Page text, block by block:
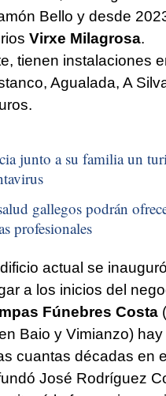
Bello y desde
Virxe Milagrosa.
tienen instalaciones
Agualada, A
junto a su familia un
gallegos podrán
profesionales
actual se
a los inicios del
Fúnebres Costa
Baio y Vimianzo) hay
cuantas décadas en
José Rodríguez